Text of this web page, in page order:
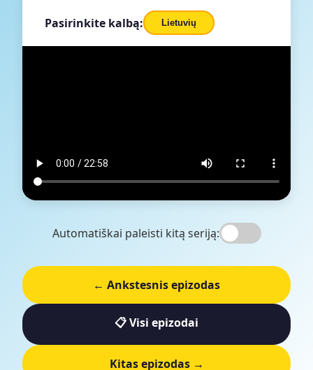
Pasirinkite kalbą: Lietuvių
Automatiškai paleisti kitą seriją:
← Ankstesnis epizodas
📋 Visi epizodai
Kitas epizodas →